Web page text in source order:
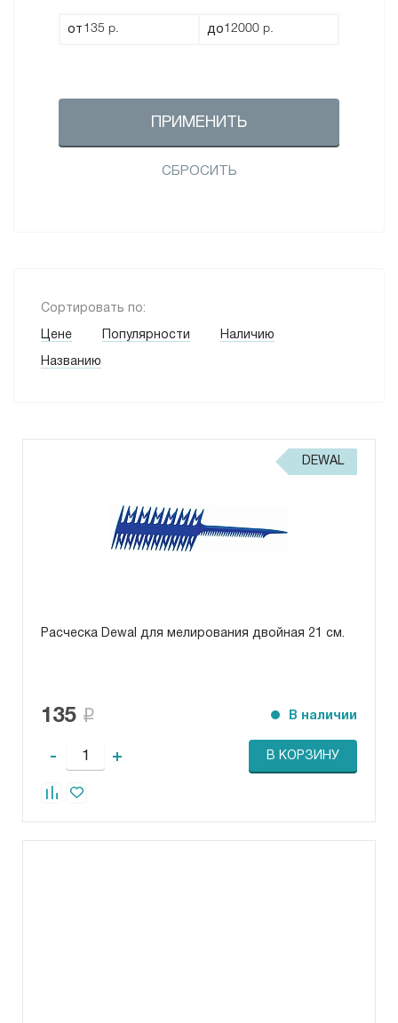
от до
ПРИМЕНИТЬ
СБРОСИТЬ
Сортировать по:
Цене Популярности Наличию
Названию
DEWAL
Расческа Dewal для мелирования двойная 21 см.
135 В наличии
- + В КОРЗИНУ